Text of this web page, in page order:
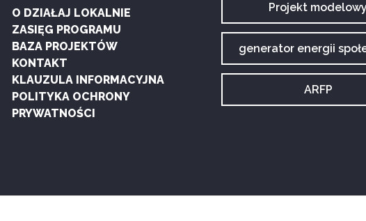
O DZIAŁAJ LOKALNIE
ZASIĘG PROGRAMU
BAZA PROJEKTÓW
KONTAKT
KLAUZULA INFORMACYJNA
POLITYKA OCHRONY
PRYWATNOŚCI
Archiwum
tagu:
Projekt modelowy
Archiwum
tagu:
generator energii
Archiwum
tagu:
ARFP